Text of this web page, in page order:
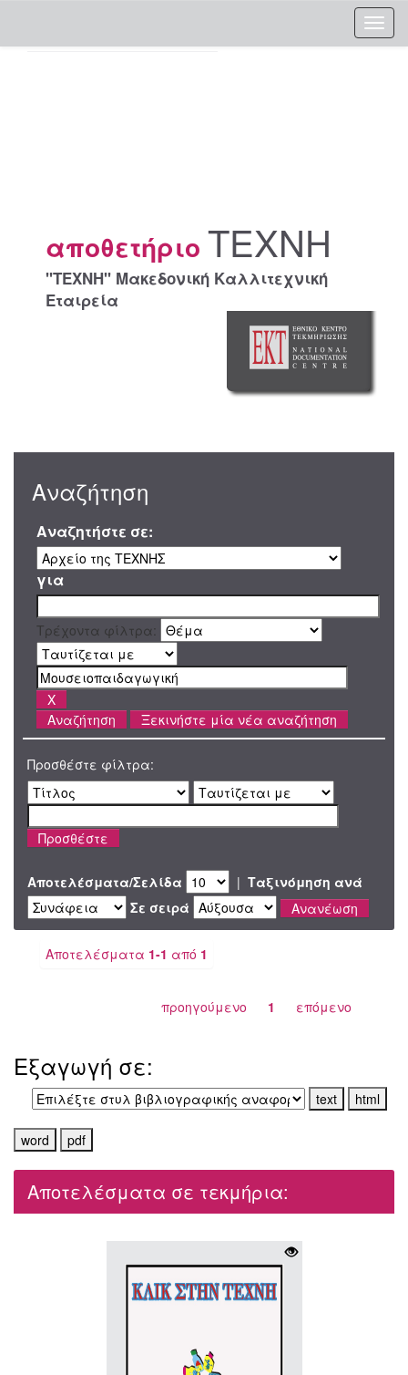
αποθετήριο ΤΕΧΝΗ
"ΤΕΧΝΗ" Μακεδονική Καλλιτεχνική
Εταιρεία
Αναζήτηση
Αναζητήστε σε:
για
Τρέχοντα φίλτρα:
Ξεκινήστε μία νέα αναζήτηση
Προσθέστε φίλτρα:
Αποτελέσματα/Σελίδα | Ταξινόμηση ανά
Σε σειρά
Αποτελέσματα 1-1 από 1
προηγούμενο 1 επόμενο
Εξαγωγή σε:
Αποτελέσματα σε τεκμήρια: